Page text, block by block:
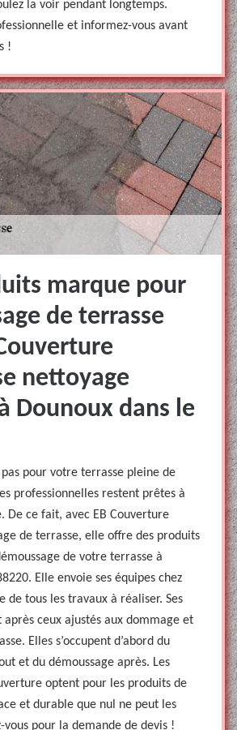
la voir pendant longtemps.
et informez-vous avant
!
marque pour
de terrasse
nettoyage
Dounoux dans le
pas pour votre terrasse pleine de
professionnelles restent prêtes à
De ce fait, avec EB Couverture
de terrasse, elle offre des produits
de votre terrasse à
Elle envoie ses équipes chez
de tous les travaux à réaliser. Ses
après ceux ajustés aux dommage et
Elles s’occupent d’abord du
et du démoussage après. Les
optent pour les produits de
et durable que nul ne peut les
vous pour la demande de devis !